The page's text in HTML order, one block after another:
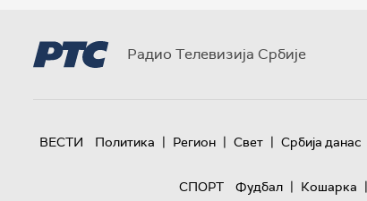
Радио Телевизија Србије
ВЕСТИ Политика | Регион | Свет | Србија данас
СПОРТ
Фудбал | Кошарка |